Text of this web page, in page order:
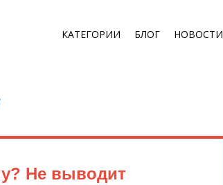
КАТЕГОРИИ БЛОГ НОВОСТИ
Не выводит